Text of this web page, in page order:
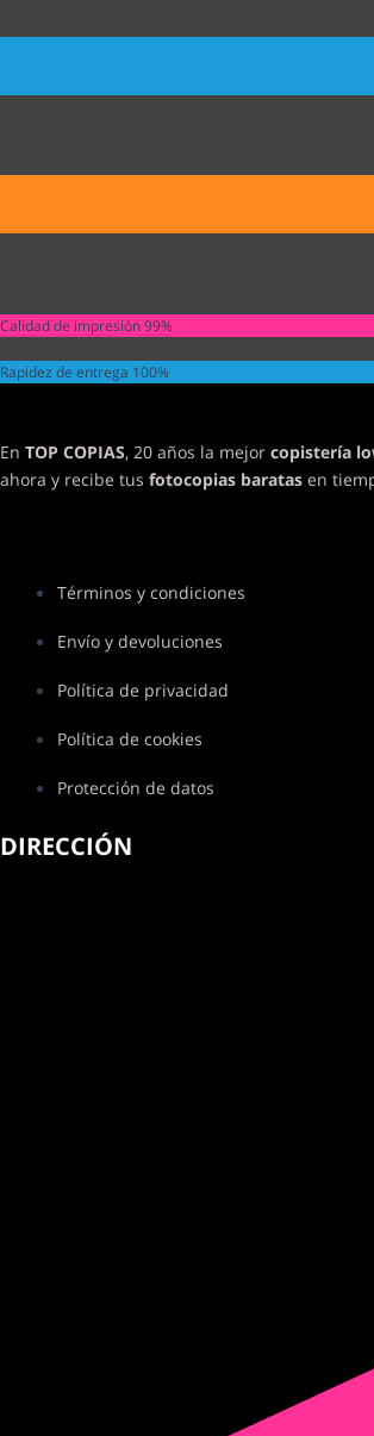
Calidad de impresión99%
Rapidez de entrega 100%
En TOP COPIAS, 20 años la mejor copistería
ahora y recibe tus fotocopias baratas en
Términos y condiciones
Envío y devoluciones
Política de privacidad
Política de cookies
Protección de datos
DIRECCIÓN